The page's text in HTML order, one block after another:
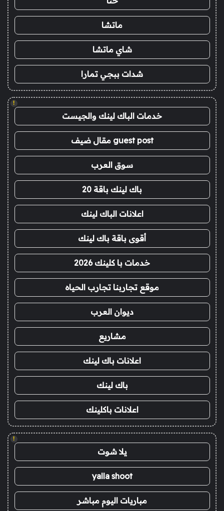
ماتشا
شاي ماتشا
شدات ببجي تمارا
!
خدمات الباك لينك والجيست
guest post مقال ضيف
سوق العرب
باك لينك باقة 20
اعلانات الباك لينك
أقوى باقة باك لينك
خدمات با كلينك 2026
موقع تجاربنا تجارب الحياه
ديوان العرب
مشاريع
اعلانات باك لينك
باك لينك
اعلانات باكلينك
!
يلا شوت
yalla shoot
مباريات اليوم مباشر